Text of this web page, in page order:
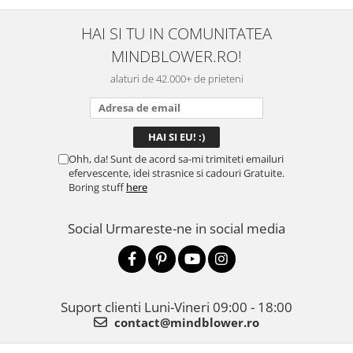
HAI SI TU IN COMUNITATEA
MINDBLOWER.RO!
alaturi de 42.000+ de prieteni
Ohh, da! Sunt de acord sa-mi trimiteti emailuri
efervescente, idei strasnice si cadouri Gratuite.
Boring stuffhere
Social Urmareste-ne in social media
Suport clienti Luni-Vineri 09:00 - 18:00
contact@mindblower.ro